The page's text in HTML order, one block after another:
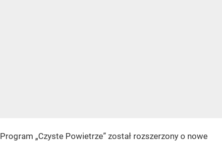
Program „Czyste Powietrze” został rozszerzony o nowe